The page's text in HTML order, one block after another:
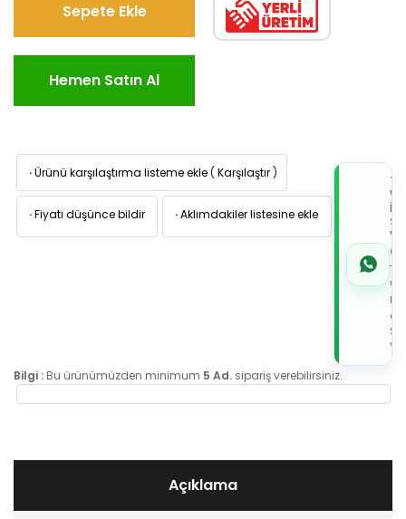
Sepete Ekle
Hemen Satın Al
·Ürünü karşılaştırma listeme ekle ( Karşılaştır )
·Fiyatı düşünce bildir ·Aklımdakiler listesine ekle
İLE
de
Bilgi : Bu ürünümüzden minimum 5 Ad. sipariş verebilirsiniz.
Açıklama